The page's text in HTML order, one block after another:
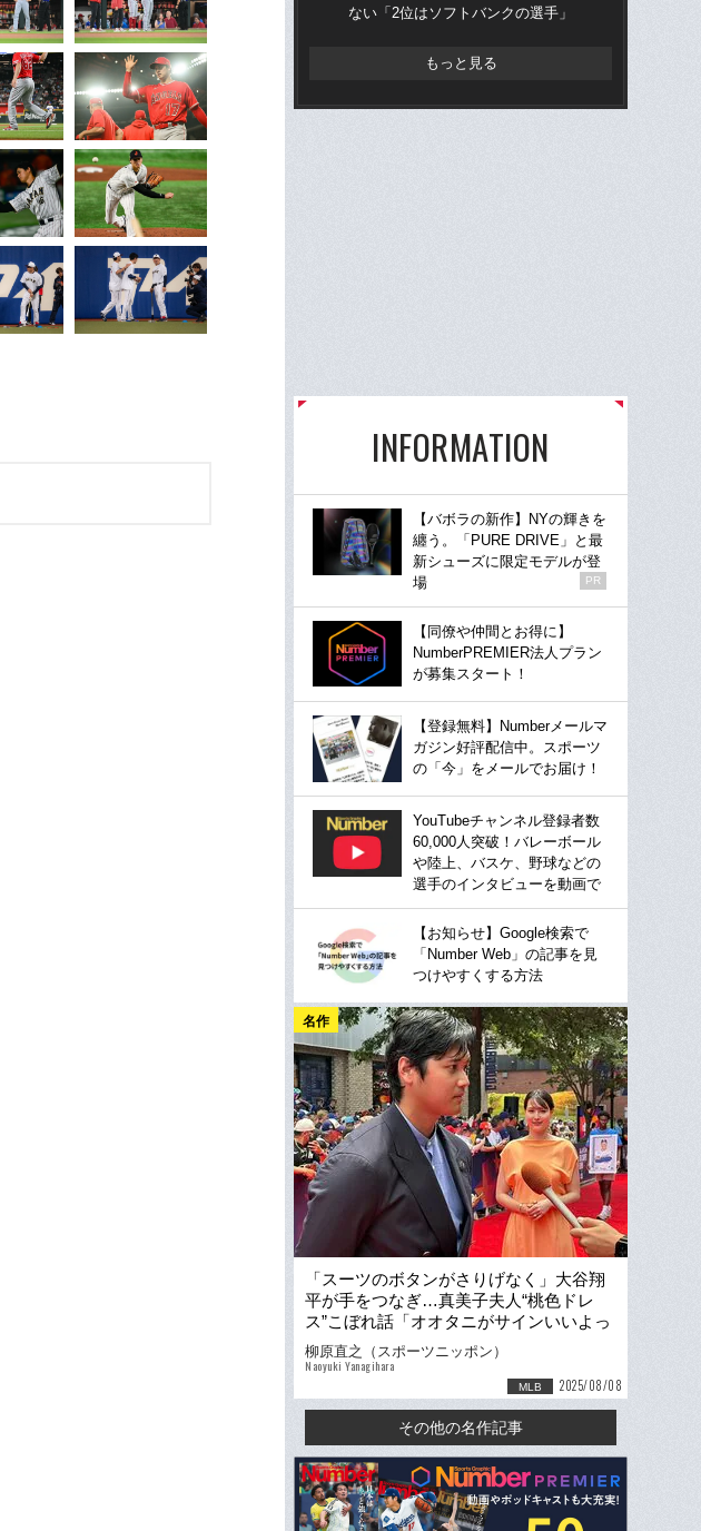
ない「2位はソフトバンクの選手」
もっと見る
INFORMATION
【バボラの新作】NYの輝きを
纏う。「PURE DRIVE」と最
新シューズに限定モデルが登
場
PR
【同僚や仲間とお得に】
NumberPREMIER法人プラン
が募集スタート！
【登録無料】Numberメールマ
ガジン好評配信中。スポーツ
の「今」をメールでお届け！
YouTubeチャンネル登録者数
60,000人突破！バレーボール
や陸上、バスケ、野球などの
選手のインタビューを動画で
【お知らせ】Google検索で
「Number Web」の記事を見
つけやすくする方法
名作
「スーツのボタンがさりげなく」大谷翔
平が手をつなぎ…真美子夫人“桃色ドレ
ス”こぼれ話「オオタニがサインいいよっ
て」番記者は球宴で見た
柳原直之（スポーツニッポン）
Naoyuki Yanagihara
MLB 2025/08/08
その他の名作記事